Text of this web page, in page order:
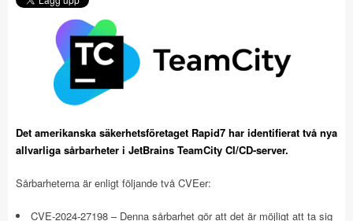
Det amerikanska säkerhetsföretaget Rapid7 har identifierat två nya
allvarliga sårbarheter i JetBrains TeamCity CI/CD-server.
Sårbarheterna är enligt följande två CVEer:
CVE-2024-27198 – Denna sårbarhet gör att det är möjligt att ta sig